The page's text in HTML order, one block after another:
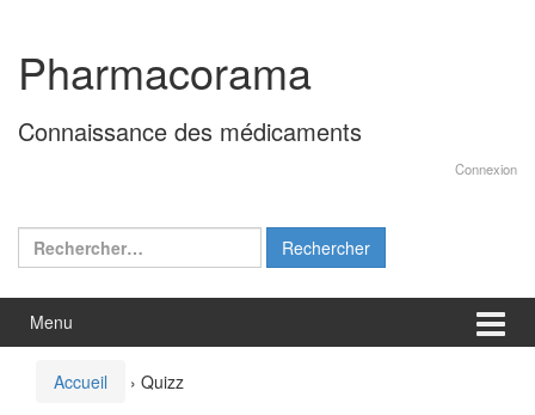
contenu
menu
principal
Pharmacorama
Connaissance des médicaments
Connexion
Rechercher :
Menu
Accueil › Quizz